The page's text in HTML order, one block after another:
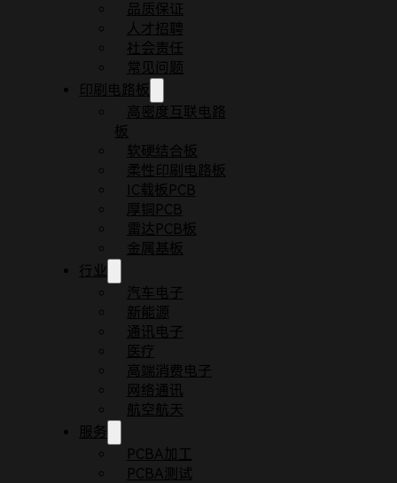
品质保证
人才招聘
社会责任
常见问题
印刷电路板
高密度互联电路
板
软硬结合板
柔性印刷电路板
IC载板PCB
厚铜PCB
雷达PCB板
金属基板
行业
汽车电子
新能源
通讯电子
医疗
高端消费电子
网络通讯
航空航天
服务
PCBA加工
PCBA测试
博客
嵌入式软件的开发与电路板设计共同构成了许多
本文将讨论通过在线PCB（Printed Circuit Board